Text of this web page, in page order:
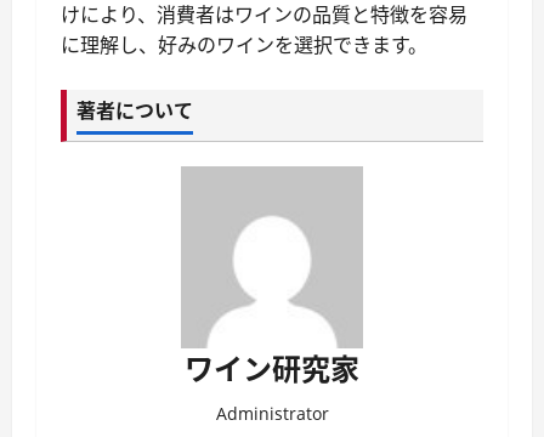
けにより、消費者はワインの品質と特徴を容易
に理解し、好みのワインを選択できます。
著者について
ワイン研究家
Administrator